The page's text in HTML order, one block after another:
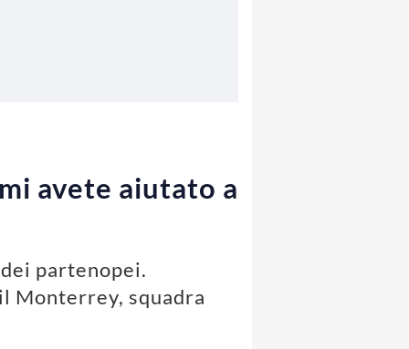
avete aiutato a
partenopei.
Monterrey, squadra